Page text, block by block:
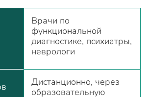
Врачи по
функциональной
диагностике, психиатры,
неврологи
Дистанционно, через
образовательную